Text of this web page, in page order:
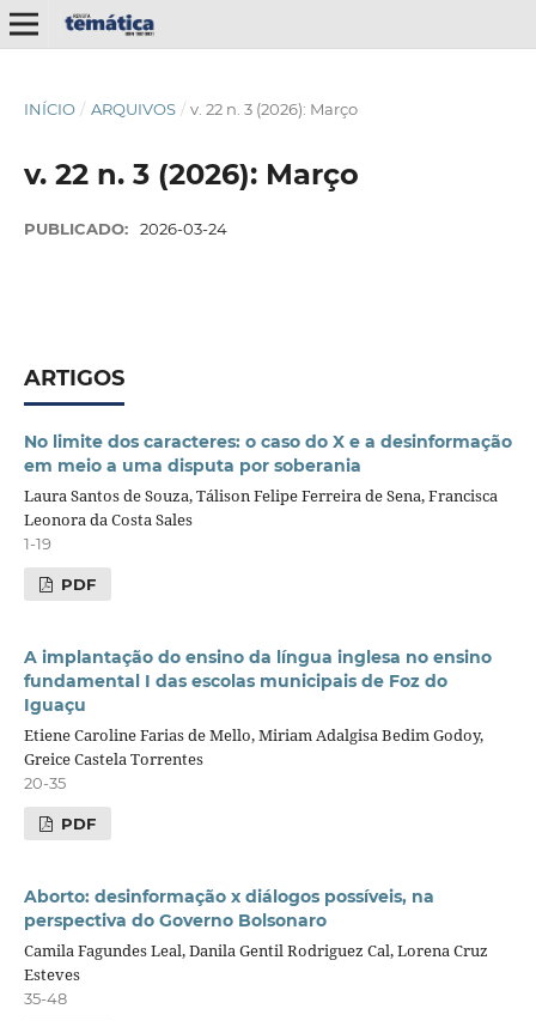
INÍCIO / ARQUIVOS / v. 22 n. 3 (2026): Março
v. 22 n. 3 (2026): Março
PUBLICADO: 2026-03-24
ARTIGOS
No limite dos caracteres: o caso do X e a desinformação
em meio a uma disputa por soberania
Laura Santos de Souza, Tálison Felipe Ferreira de Sena, Francisca
Leonora da Costa Sales
1-19
PDF
A implantação do ensino da língua inglesa no ensino
fundamental I das escolas municipais de Foz do
Iguaçu
Etiene Caroline Farias de Mello, Miriam Adalgisa Bedim Godoy,
Greice Castela Torrentes
20-35
PDF
Aborto: desinformação x diálogos possíveis, na
perspectiva do Governo Bolsonaro
Camila Fagundes Leal, Danila Gentil Rodriguez Cal, Lorena Cruz
Esteves
35-48